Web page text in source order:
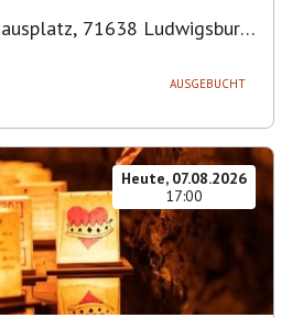
71638 Ludwigsburg,
AUSGEBUCHT
Heute, 07.08.2026
17:00